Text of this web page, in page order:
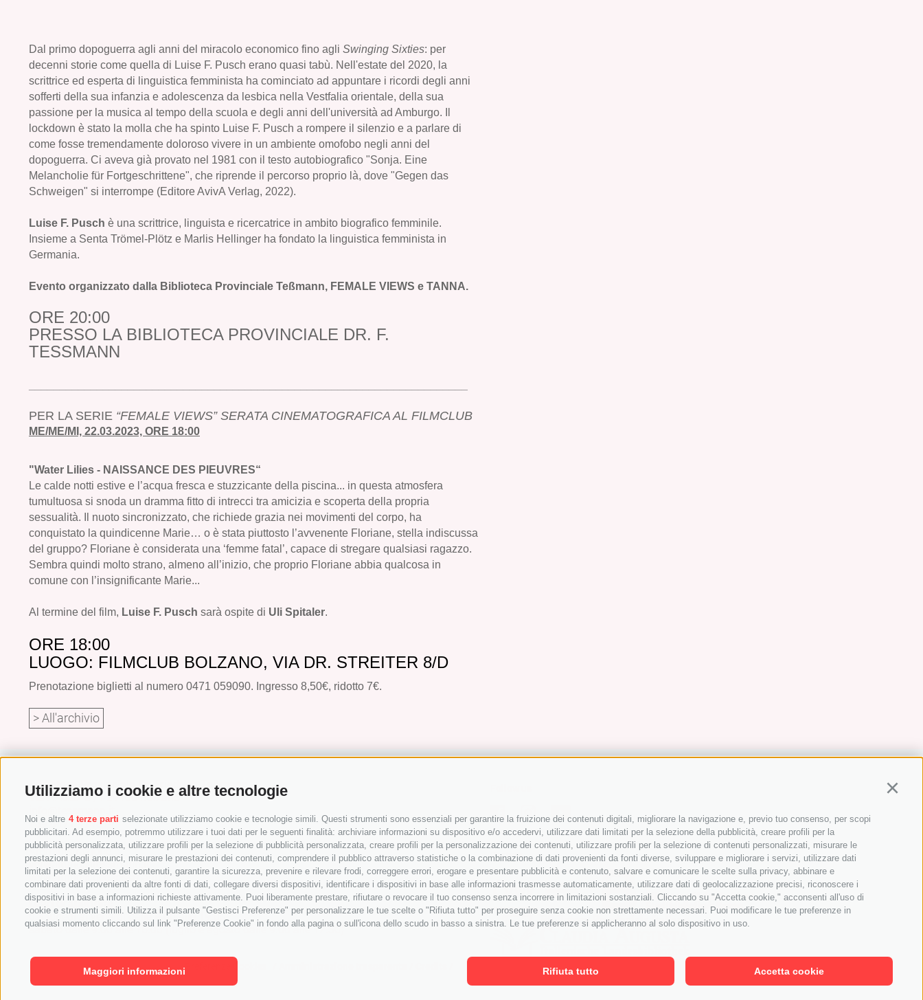
Utilizziamo i cookie e altre tecnologie
Noi e altre 4 terze parti selezionate utilizziamo cookie e tecnologie simili. Questi strumenti sono essenziali per garantire la fruizione dei contenuti digitali, migliorare la navigazione e, previo tuo consenso, per scopi
pubblicitari. Ad esempio, potremmo utilizzare i tuoi dati per le seguenti finalità: archiviare informazioni su dispositivo e/o accedervi, utilizzare dati limitati per la selezione della pubblicità, creare profili per la
pubblicità personalizzata, utilizzare profili per la selezione di pubblicità personalizzata, creare profili per la personalizzazione dei contenuti, utilizzare profili per la selezione di contenuti personalizzati, misurare le
prestazioni degli annunci, misurare le prestazioni dei contenuti, comprendere il pubblico attraverso statistiche o la combinazione di dati provenienti da fonti diverse, sviluppare e migliorare i servizi, utilizzare dati
limitati per la selezione dei contenuti, garantire la sicurezza, prevenire e rilevare frodi, correggere errori, erogare e presentare pubblicità e contenuto, salvare e comunicare le scelte sulla privacy, abbinare e
combinare dati provenienti da altre fonti di dati, collegare diversi dispositivi, identificare i dispositivi in base alle informazioni trasmesse automaticamente, utilizzare dati di geolocalizzazione precisi, riconoscere i
dispositivi in base a informazioni richieste attivamente. Puoi liberamente prestare, rifiutare o revocare il tuo consenso senza incorrere in limitazioni sostanziali. Cliccando su "Accetta cookie," acconsenti all'uso di
cookie e strumenti simili. Utilizza il pulsante "Gestisci Preferenze" per personalizzare le tue scelte o "Rifiuta tutto" per proseguire senza cookie non strettamente necessari. Puoi modificare le tue preferenze in
qualsiasi momento cliccando sul link "Preferenze Cookie" in fondo alla pagina o sull'icona dello scudo in basso a sinistra. Le tue preferenze si applicheranno al solo dispositivo in uso.
Accetta cookie
Rifiuta tutto
Maggiori informazioni
Dal primo dopoguerra agli anni del miracolo economico fino agli Swinging Sixties: per
decenni storie come quella di Luise F. Pusch erano quasi tabù. Nell'estate del 2020, la
scrittrice ed esperta di linguistica femminista ha cominciato ad appuntare i ricordi degli anni
sofferti della sua infanzia e adolescenza da lesbica nella Vestfalia orientale, della sua
passione per la musica al tempo della scuola e degli anni dell'università ad Amburgo. Il
lockdown è stato la molla che ha spinto Luise F. Pusch a rompere il silenzio e a parlare di
come fosse tremendamente doloroso vivere in un ambiente omofobo negli anni del
dopoguerra. Ci aveva già provato nel 1981 con il testo autobiografico "Sonja. Eine
Melancholie für Fortgeschrittene", che riprende il percorso proprio là, dove "Gegen das
Schweigen" si interrompe (Editore AvivA Verlag, 2022).
Luise F. Pusch è una scrittrice, linguista e ricercatrice in ambito biografico femminile.
Insieme a Senta Trömel-Plötz e Marlis Hellinger ha fondato la linguistica femminista in
Germania.
Evento organizzato dalla Biblioteca Provinciale Teßmann, FEMALE VIEWS e TANNA.
ORE 20:00
PRESSO LA BIBLIOTECA PROVINCIALE DR. F.
TESSMANN
PER LA SERIE “FEMALE VIEWS” SERATA CINEMATOGRAFICA AL FILMCLUB
ME/ME/MI, 22.03.2023, ORE 18:00
"Water Lilies - NAISSANCE DES PIEUVRES“
Le calde notti estive e l’acqua fresca e stuzzicante della piscina... in questa atmosfera
tumultuosa si snoda un dramma fitto di intrecci tra amicizia e scoperta della propria
sessualità. Il nuoto sincronizzato, che richiede grazia nei movimenti del corpo, ha
conquistato la quindicenne Marie… o è stata piuttosto l’avvenente Floriane, stella indiscussa
del gruppo? Floriane è considerata una ‘femme fatal ’, capace di stregare qualsiasi ragazzo.
Sembra quindi molto strano, almeno all’inizio, che proprio Floriane abbia qualcosa in
comune con l’insignificante Marie...
Al termine del film, Luise F. Pusch sarà ospite di Uli Spitaler.
ORE 18:00
LUOGO: FILMCLUB BOLZANO, VIA DR. STREITER 8/D
Prenotazione biglietti al numero 0471 059090. Ingresso 8,50€, ridotto 7€.
> All'archivio
Biblioteca Provinciale Dr. Friedrich Teßmann
Via A.-Diaz 8 / I-39100 Bolzano
+39 0471 471814
Amministrazione:
verwaltung@tessmann.it
verwaltung@pec.tessmann.it
Orari di apertura:
dal lunedì al venerdì dalle 9.00 alle 19.00
sabato dalle 9.00 alle 16.00 (luglio e agosto dalle 9.00 alle 12.30)
Partner
Cookie Policy / Privacy
Mappa del sito